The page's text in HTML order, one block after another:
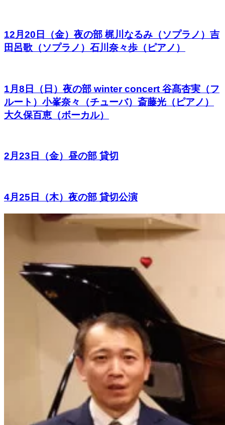
12月20日（金）夜の部 梶川なるみ（ソプラノ）吉
田呂歌（ソプラノ）石川奈々歩（ピアノ）
1月8日（日）夜の部 winter concert 谷髙杏実（フ
ルート）小峯奈々（チューバ）斎藤光（ピアノ）
大久保百恵（ボーカル）
2月23日（金）昼の部 貸切
4月25日（木）夜の部 貸切公演